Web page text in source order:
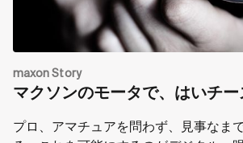
maxon Story
マクソンのモータで、はいチー
プロ、アマチュアを問わず、見事なま